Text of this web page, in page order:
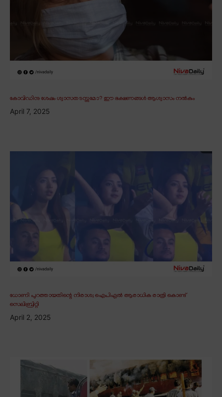
കോവിഡിനു ശേഷം ശ്വാസതടസ്സമോ? ഈ ഭക്ഷണങ്ങൾ ആശ്വാസം നൽകും
April 7, 2025
ധോണി പുറത്തായതിന്റെ നിരാശ; ഐപിഎൽ ആരാധിക രാത്രി കൊണ്ട്
സെലിബ്രിറ്റി
April 2, 2025